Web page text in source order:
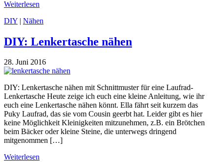
Weiterlesen
DIY | Nähen
DIY: Lenkertasche nähen
28. Juni 2016
DIY: Lenkertasche nähen mit Schnittmuster für eine Laufrad-
Lenkertasche Heute zeige ich euch eine kleine Anleitung, wie ihr
euch eine Lenkertasche nähen könnt. Ella fährt seit kurzem das
Puky Laufrad, das sie vom Cousin geerbt hat. Leider gibt es hier
keine Möglichkeit Kleinigkeiten mitzunehmen, z.B. ein Brötchen
beim Bäcker oder kleine Steine, die unterwegs dringend
mitgenommen […]
Weiterlesen